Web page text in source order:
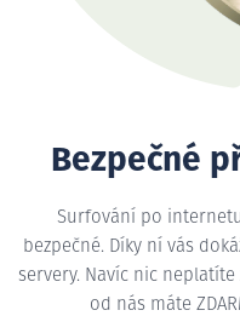
Bezpečné
Surfování po
bezpečné. Díky ní vás
servery. Navíc nic neplatíte
od nás máte